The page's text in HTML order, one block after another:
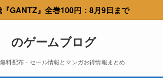
GANTZ』全巻100円：8月9日まで
のゲームブログ
料配布・セール情報とマンガお得情報まとめ